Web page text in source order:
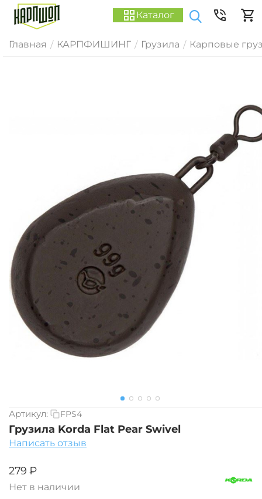
Каталог
Главная / КАРПФИШИНГ / Грузила / Карповые
Артикул: FPS4
Грузила Korda Flat Pear Swivel
Написать отзыв
‍279‍ ₽
Нет в наличии